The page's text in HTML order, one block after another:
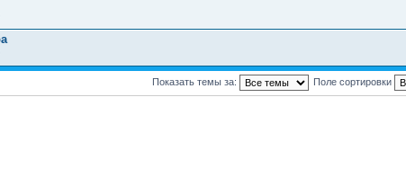
Показать темы за: Поле сортировки